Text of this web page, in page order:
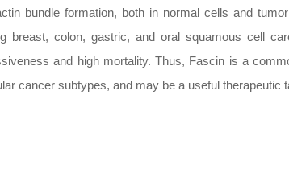
bundle formation, both in normal cells and
breast, colon, gastric, and oral squamous cell
and high mortality. Thus, Fascin is a
cancer subtypes, and may be a useful therapeutic